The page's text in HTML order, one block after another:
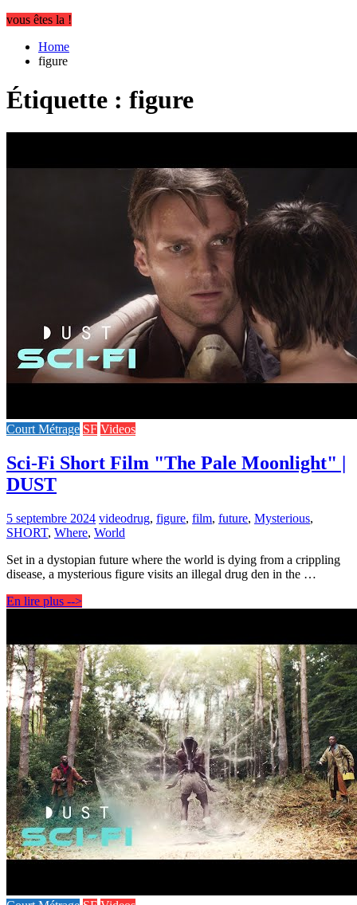
vous êtes la !
Home
figure
Étiquette : figure
Court Métrage SF Videos
Sci-Fi Short Film "The Pale Moonlight" |
DUST
5 septembre 2024 videodrug, figure, film, future, Mysterious,
SHORT, Where, World
Set in a dystopian future where the world is dying from a crippling
disease, a mysterious figure visits an illegal drug den in the …
En lire plus -->